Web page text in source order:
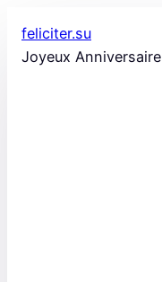
au
contenu
feliciter.su
Joyeux Anniversaire